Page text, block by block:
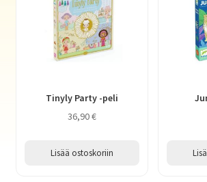
Tinyly Party -peli
36,90€
Lisää ostoskoriin